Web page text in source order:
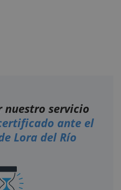
nuestro servicio
ante el
Lora del Río